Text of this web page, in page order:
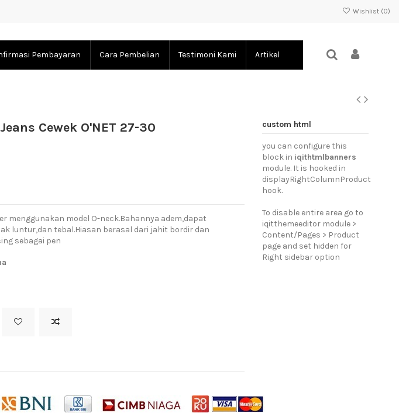
Wishlist (0)
Pembayaran Cara Pembelian Testimoni Kami Artikel
Cewek O'NET 27-30
menggunakan model O-neck.Bahannya adem,dapat
luntur,dan tebal.Hiasan berasal dari jahit bordir dan
sebagai pen
custom html
you can configure this
block in iqithtmlbanners
module. It is hooked in
displayRightColumnProduct
hook.
To disable entire area go to
iqitthemeeditor module >
Content/Pages > Product
page and set hidden for
Right sidebar option